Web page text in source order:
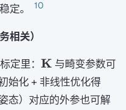
定。
10
相关）
定里： \mathbf
K
K 与畸变参数可
始化 + 非线性优化得
态）对应的外参也可解